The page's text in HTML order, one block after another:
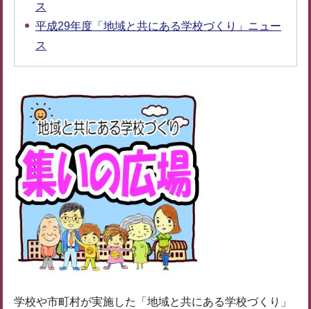
ス
平成29年度「地域と共にある学校づくり」ニュー
ス
学校や市町村が実施した「地域と共にある学校づくり」